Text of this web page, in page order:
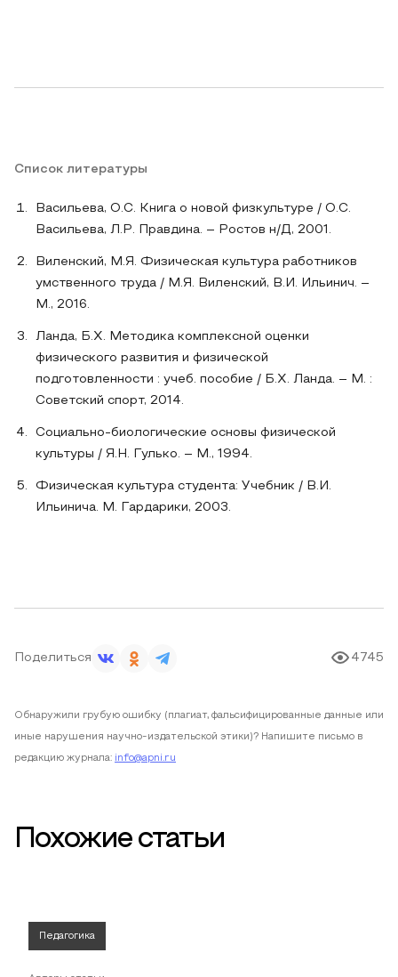
Список литературы
Васильева, О.С. Книга о новой физкультуре / О.С.
Васильева, Л.Р. Правдина. – Ростов н/Д, 2001.
Виленский, М.Я. Физическая культура работников
умственного труда / М.Я. Виленский, В.И. Ильинич. –
М., 2016.
Ланда, Б.Х. Методика комплексной оценки
физического развития и физической
подготовленности : учеб. пособие / Б.Х. Ланда. – М. :
Советский спорт, 2014.
Социально-биологические основы физической
культуры / Я.Н. Гулько. – М., 1994.
Физическая культура студента: Учебник / В.И.
Ильинича. М. Гардарики, 2003.
Поделиться 4745
Обнаружили грубую ошибку (плагиат, фальсифицированные данные или
иные нарушения научно-издательской этики)? Напишите письмо в
редакцию журнала: info@apni.ru
Похожие статьи
Педагогика